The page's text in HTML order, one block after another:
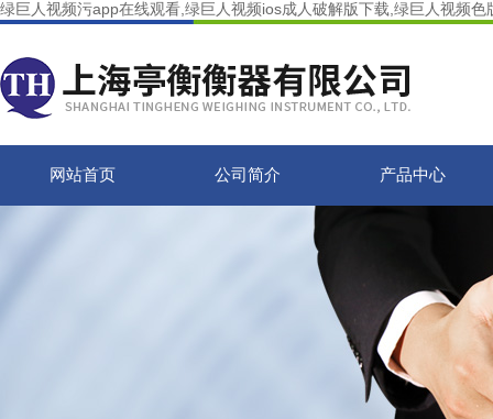
绿巨人视频污app在线观看,绿巨人视频ios成人破解版下载,绿巨人视频
网站首页 公司简介 产品中心